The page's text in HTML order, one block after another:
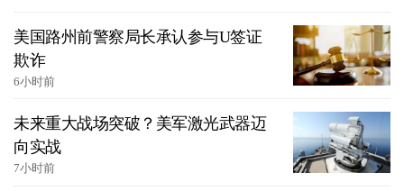
美国路州前警察局长承认参与U签证
欺诈
6小时前
未来重大战场突破？美军激光武器迈
向实战
7小时前